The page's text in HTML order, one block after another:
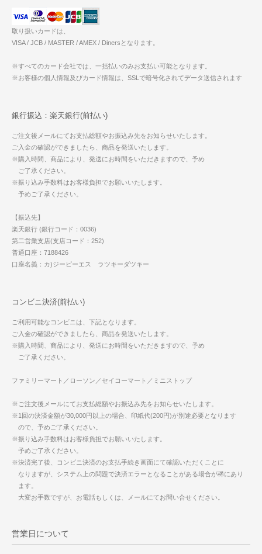
取り扱いカードは、
VISA / JCB / MASTER / AMEX / Dinersとなります。
※すべてのカード会社では、一括払いのみお支払い可能となります。
※お客様の個人情報及びカード情報は、SSLで暗号化されてデータ送信されます
銀行振込：楽天銀行(前払い)
ご注文後メールにてお支払総額やお振込み先をお知らせいたします。
ご入金の確認ができましたら、商品を発送いたします。
※購入時間、商品により、発送にお時間をいただきますので、予め
ご了承ください。
※振り込み手数料はお客様負担でお願いいたします。
予めご了承ください。
【振込先】
楽天銀行 (銀行コード：0036)
第二営業支店(支店コード：252)
普通口座：7188426
口座名義：カ)ジーピーエス ラツキーダツキー
コンビニ決済(前払い)
ご利用可能なコンビニは、下記となります。
ご入金の確認ができましたら、商品を発送いたします。
※購入時間、商品により、発送にお時間をいただきますので、予め
ご了承ください。
ファミリーマート／ローソン／セイコーマート／ミニストップ
※ご注文後メールにてお支払総額やお振込み先をお知らせいたします。
※1回の決済金額が30,000円以上の場合、印紙代(200円)が別途必要となります
ので、予めご了承ください。
※振り込み手数料はお客様負担でお願いいたします。
予めご了承ください。
※決済完了後、コンビニ決済のお支払手続き画面にて確認いただくことに
なりますが、システム上の問題で決済エラーとなることがある場合が稀にあり
ます。
大変お手数ですが、お電話もしくは、メールにてお問い合せください。
営業日について